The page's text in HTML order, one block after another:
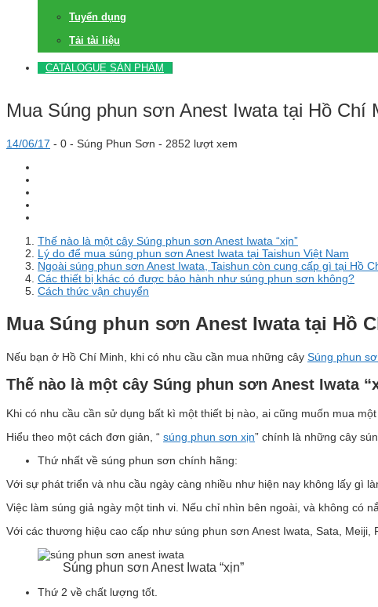
Tuyển dụng
Tải tài liệu
CATALOGUE SẢN PHẨM
Mua Súng phun sơn Anest Iwata tại Hồ Chí
14/06/17 - 0 - Súng Phun Sơn - 2852 lượt xem
Thế nào là một cây Súng phun sơn Anest Iwata “xịn”
Lý do để mua súng phun sơn Anest Iwata tại Taishun Việt Nam
Ngoài súng phun sơn Anest Iwata, Taishun còn cung cấp gì tại Hồ
Các thiết bị khác có được bảo hành như súng phun sơn không?
Cách thức vận chuyển
Mua Súng phun sơn Anest Iwata tại Hồ
Nếu bạn ở Hồ Chí Minh, khi có nhu cầu cần mua những cây Súng phun
Thế nào là một cây Súng phun sơn Anest Iwata
Khi có nhu cầu cần sử dụng bất kì một thiết bị nào, ai cũng muốn mua
Hiểu theo một cách đơn giản, “ súng phun sơn xịn” chính là những cây
Thứ nhất về súng phun sơn chính hãng:
Với sự phát triển và nhu cầu ngày càng nhiều như hiện nay không lấy gì
Việc làm súng giả ngày một tinh vi. Nếu chỉ nhìn bên ngoài, và không có
Với các thương hiệu cao cấp như súng phun sơn Anest Iwata, Sata,
Súng phun sơn Anest Iwata “xịn”
Thứ 2 về chất lượng tốt.